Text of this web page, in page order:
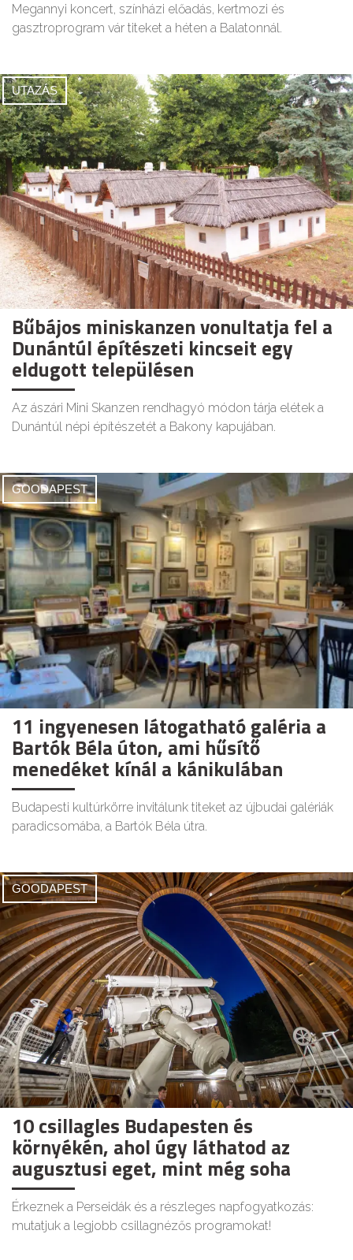
Megannyi koncert, színházi előadás, kertmozi és
gasztroprogram vár titeket a héten a Balatonnál.
UTAZÁS
Bűbájos miniskanzen vonultatja fel a
Dunántúl építészeti kincseit egy
eldugott településen
Az ászári Mini Skanzen rendhagyó módon tárja elétek a
Dunántúl népi építészetét a Bakony kapujában.
GOODAPEST
11 ingyenesen látogatható galéria a
Bartók Béla úton, ami hűsítő
menedéket kínál a kánikulában
Budapesti kultúrkörre invitálunk titeket az újbudai galériák
paradicsomába, a Bartók Béla útra.
GOODAPEST
10 csillagles Budapesten és
környékén, ahol úgy láthatod az
augusztusi eget, mint még soha
Érkeznek a Perseidák és a részleges napfogyatkozás:
mutatjuk a legjobb csillagnézős programokat!